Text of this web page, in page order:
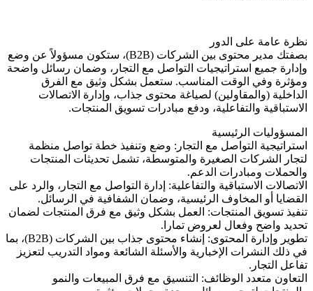
نظرة عامة على الدور
بصفتك مدير محتوى بين الشركات (B2B)، ستكون مسؤولاً عن وضع
وإدارة جميع استراتيجيات التواصل مع التجار، وضمان رسائل واضحة
ومؤثرة وفي الوقت المناسب. ستعمل بشكل وثيق مع الفرق
الداخلية (والمقاولين) لصياغة محتوى جذاب، وإدارة الاتصالات
الاستباقية والتفاعلية، ودفع مبادرات تسويق المنتجات.
المسؤوليات الرئيسية
استراتيجية التواصل مع التجار: وضع وتنفيذ خطة تواصل منظمة
لتجار الشركات الصغيرة والمتوسطة، تشمل تحديثات المنتجات
والحملات ومبادرات الدعم.
الاتصالات الاستباقية والتفاعلية: إدارة التواصل مع التجار، والرد على
القضايا أو المخاوف الرئيسية، وضمان الشفافية في الرسائل.
تنفيذ تسويق المنتجات: العمل بشكل وثيق مع فرق المنتجات لضمان
تحديد واضح وفعال لعروض تمارا.
تطوير وإدارة المحتوى: إنشاء محتوى جذاب بين الشركات (B2B)، بما
في ذلك النشرات الإخبارية والأسئلة الشائعة ومواد التدريب لتعزيز
تفاعل التجار.
التعاون متعدد الوظائف: التنسيق مع فرق المبيعات والنمو